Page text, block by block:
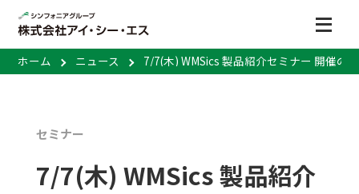
ホーム ニュース 7/7(木) WMSics 製品紹介セミナー 開催の
セミナー
7/7(木) WMSics 製品紹介